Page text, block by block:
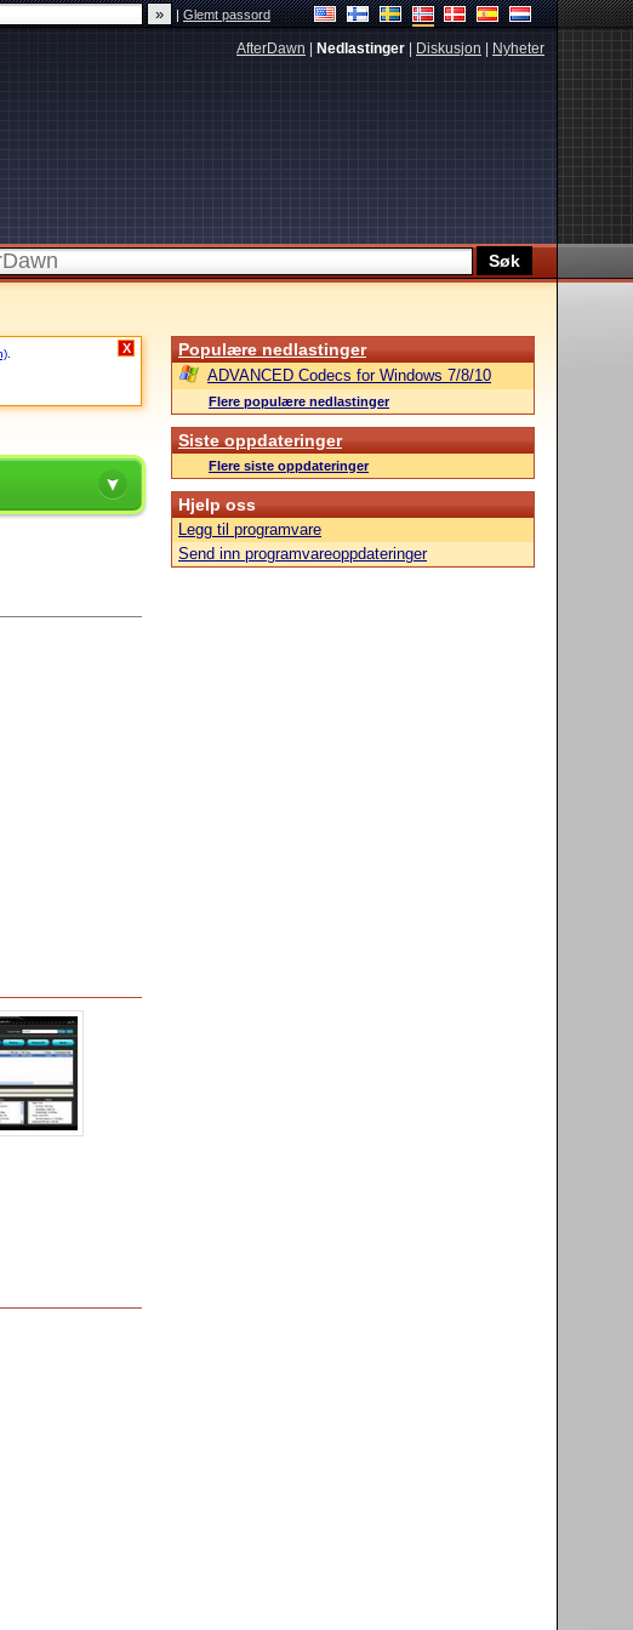
|Glemt passord
AfterDawn Nedlastinger Diskusjon Nyheter
X Populære nedlastinger
ADVANCED Codecs for Windows 7/8/10
Flere populære nedlastinger
Siste oppdateringer
Flere siste oppdateringer
Hjelp oss
Legg til programvare
Send inn programvareoppdateringer